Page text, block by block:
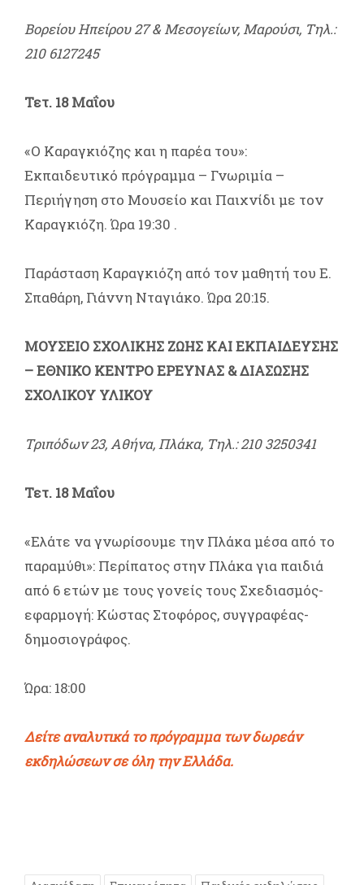
Βορείου Ηπείρου 27 & Μεσογείων, Μαρούσι, Τηλ.:
210 6127245
Τετ. 18 Μαΐου
«Ο Καραγκιόζης και η παρέα του»:
Εκπαιδευτικό πρόγραμμα – Γνωριμία –
Περιήγηση στο Μουσείο και Παιχνίδι με τον
Καραγκιόζη. Ώρα 19:30 .
Παράσταση Καραγκιόζη από τον μαθητή του Ε.
Σπαθάρη, Γιάννη Νταγιάκο. Ώρα 20:15.
ΜΟΥΣΕΙΟ ΣΧΟΛΙΚΗΣ ΖΩΗΣ ΚΑΙ ΕΚΠΑΙΔΕΥΣΗΣ
– ΕΘΝΙΚΟ ΚΕΝΤΡΟ ΕΡΕΥΝΑΣ & ΔΙΑΣΩΣΗΣ
ΣΧΟΛΙΚΟΥ ΥΛΙΚΟΥ
Τριπόδων 23, Αθήνα, Πλάκα, Τηλ.: 210 3250341
Τετ. 18 Μαΐου
«Ελάτε να γνωρίσουμε την Πλάκα μέσα από το
παραμύθι»: Περίπατος στην Πλάκα για παιδιά
από 6 ετών με τους γονείς τους Σχεδιασμός-
εφαρμογή: Κώστας Στοφόρος, συγγραφέας-
δημοσιογράφος.
Ώρα: 18:00
Δείτε αναλυτικά το πρόγραμμα των δωρεάν
εκδηλώσεων σε όλη την Ελλάδα.